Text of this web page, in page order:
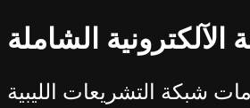
الشاملة